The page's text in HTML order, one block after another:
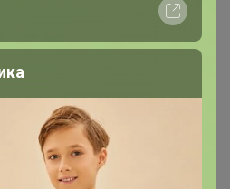
или задать вопрос
на сайте
меньше минуты